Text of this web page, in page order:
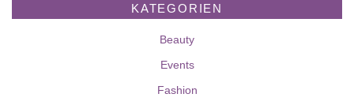
KATEGORIEN
Beauty
Events
Fashion